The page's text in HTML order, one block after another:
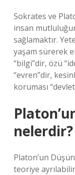
Sokrates ve
insan
sağlamaktır.
yaşam sürerek
“bilgi”dir, özü
“evren”dir,
koruması
nelerdir?
Platon’un
teoriye